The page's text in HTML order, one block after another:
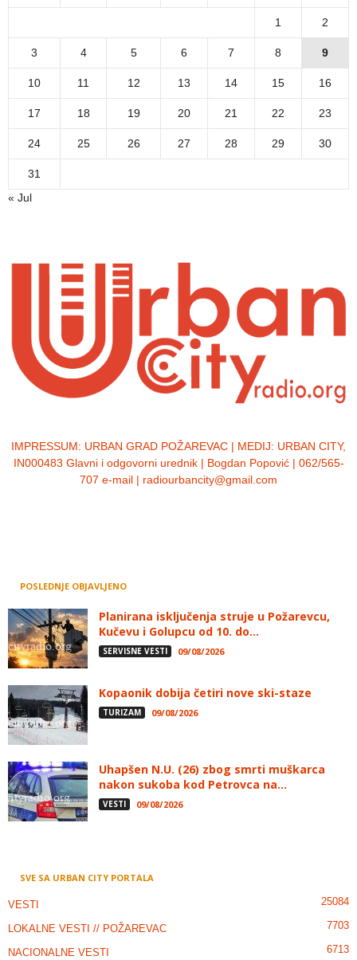
1 2
3 4 5 6 7 8 9
10 11 12 13 14 15 16
17 18 19 20 21 22 23
24 25 26 27 28 29 30
31
« Jul
IMPRESSUM: URBAN GRAD POŽAREVAC | MEDIJ: URBAN CITY,
IN000483 Glavni i odgovorni urednik | Bogdan Popović | 062/565-
707 e-mail | radiourbancity@gmail.com
POSLEDNJE OBJAVLJENO
Planirana isključenja struje u Požarevcu,
Kučevu i Golupcu od 10. do...
SERVISNE VESTI 09/08/2026
Kopaonik dobija četiri nove ski-staze
TURIZAM 09/08/2026
Uhapšen N.U. (26) zbog smrti muškarca
nakon sukoba kod Petrovca na...
VESTI 09/08/2026
SVE SA URBAN CITY PORTALA
VESTI 25084
LOKALNE VESTI // POŽAREVAC 7703
NACIONALNE VESTI 6713